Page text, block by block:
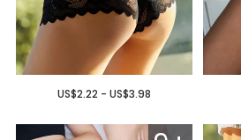
US$2.22 - US$3.98